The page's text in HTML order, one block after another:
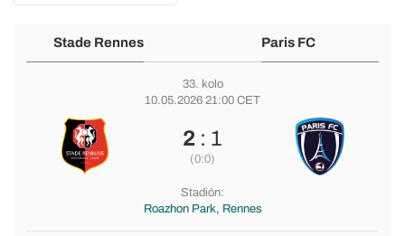
Stade Rennes Paris FC
33. kolo
10.05.2026 21:00 CET
2: 1
(0:0)
Stadión:
Roazhon Park, Rennes